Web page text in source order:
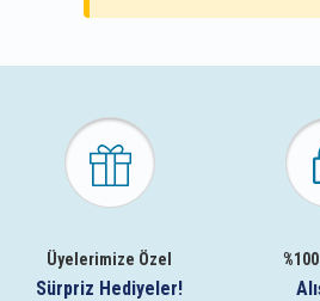
Üyelerimize Özel
Sürpriz Hediyeler!